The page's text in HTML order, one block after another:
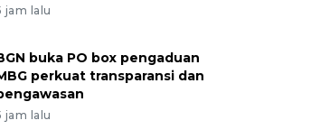
jam lalu
buka PO box pengaduan
perkuat transparansi dan
jam lalu